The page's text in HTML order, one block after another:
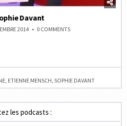
Davant
2014 0 COMMENTSON
ETIENNE MENSCH ,SOPHIE DAVANT
les podcasts :